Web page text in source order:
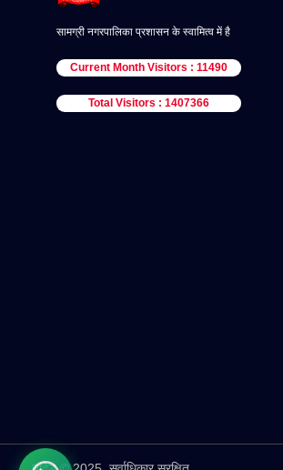
सामग्री नगरपालिका प्रशासन के स्वामित्व में है
Current Month Visitors : 11490
Total Visitors : 1407366